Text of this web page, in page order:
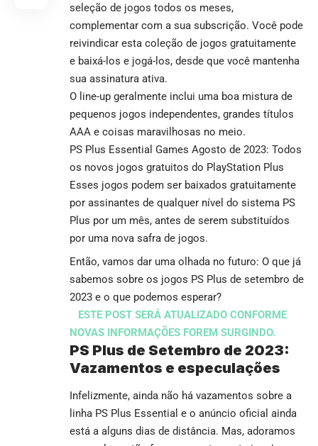
seleção de jogos todos os meses,
complementar com a sua subscrição. Você pode
reivindicar esta coleção de jogos gratuitamente
e baixá-los e jogá-los, desde que você mantenha
sua assinatura ativa.
O line-up geralmente inclui uma boa mistura de
pequenos jogos independentes, grandes títulos
AAA e coisas maravilhosas no meio.
PS Plus Essential Games Agosto de 2023: Todos
os novos jogos gratuitos do PlayStation Plus
Esses jogos podem ser baixados gratuitamente
por assinantes de qualquer nível do sistema PS
Plus por um mês, antes de serem substituídos
por uma nova safra de jogos.
Então, vamos dar uma olhada no futuro: O que já
sabemos sobre os jogos PS Plus de setembro de
2023 e o que podemos esperar?
ESTE POST SERÁ ATUALIZADO CONFORME
NOVAS INFORMAÇÕES FOREM SURGINDO.
PS Plus de Setembro de 2023:
Vazamentos e especulações
Infelizmente, ainda não há vazamentos sobre a
linha PS Plus Essential e o anúncio oficial ainda
está a alguns dias de distância. Mas, adoramos